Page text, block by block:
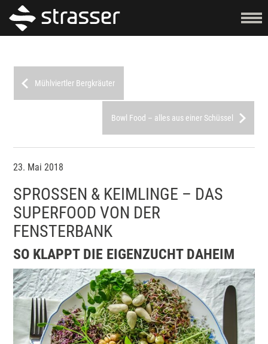
Mühlviertler Bergkräuter
Bowl Food – alles aus einer Schüssel
23. Mai 2018
SPROSSEN & KEIMLINGE – DAS
SUPERFOOD VON DER
FENSTERBANK
SO KLAPPT DIE EIGENZUCHT DAHEIM